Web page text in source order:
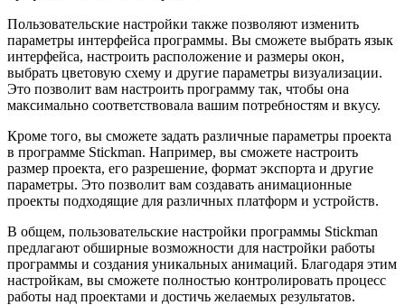
Пользовательские настройки также позволяют изменить
параметры интерфейса программы. Вы сможете выбрать язык
интерфейса, настроить расположение и размеры окон,
выбрать цветовую схему и другие параметры визуализации.
Это позволит вам настроить программу так, чтобы она
максимально соответствовала вашим потребностям и вкусу.
Кроме того, вы сможете задать различные параметры проекта
в программе Stickman. Например, вы сможете настроить
размер проекта, его разрешение, формат экспорта и другие
параметры. Это позволит вам создавать анимационные
проекты подходящие для различных платформ и устройств.
В общем, пользовательские настройки программы Stickman
предлагают обширные возможности для настройки работы
программы и создания уникальных анимаций. Благодаря этим
настройкам, вы сможете полностью контролировать процесс
работы над проектами и достичь желаемых результатов.